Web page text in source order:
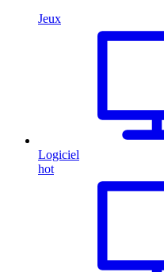
Jeux
Logiciel
hot